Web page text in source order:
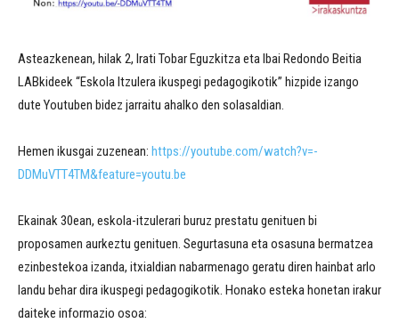
Asteazkenean, hilak 2, Irati Tobar Eguzkitza eta Ibai Redondo Beitia
LABkideek “Eskola Itzulera ikuspegi pedagogikotik” hizpide izango
dute Youtuben bidez jarraitu ahalko den solasaldian.
Hemen ikusgai zuzenean: https://youtube.com/watch?v=-
DDMuVTT4TM&feature=youtu.be
Ekainak 30ean, eskola-itzulerari buruz prestatu genituen bi
proposamen aurkeztu genituen. Segurtasuna eta osasuna bermatzea
ezinbestekoa izanda, itxialdian nabarmenago geratu diren hainbat arlo
landu behar dira ikuspegi pedagogikotik. Honako esteka honetan irakur
daiteke informazio osoa: